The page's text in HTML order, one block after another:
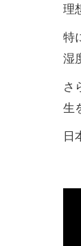
理
特
湿
さ
生
日